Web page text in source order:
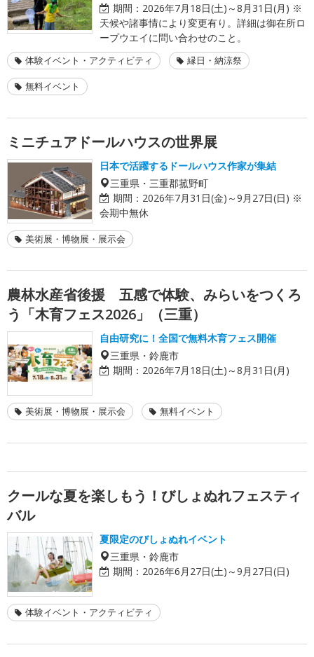
期間： 2026年7月18日(土)～8月31日(月) ※
天候や諸事情により変更有り。詳細は御在所ロ
ープウエイに問い合わせのこと。
体験イベント・アクティビティ 縁日・納涼祭
無料イベント
ミニチュアドールハウスの世界展
日本で活躍するドールハウス作家が集結
三重県・三重郡菰野町
期間： 2026年7月31日(金)～9月27日(日) ※
会期中無休
美術展・博物展・展示会
農林水産省後援 五感で体験、みらいをつくろ
う「木育フェス2026」（三重）
自由研究に！全国で無料木育フェス開催
三重県・鈴鹿市
期間： 2026年7月18日(土)～8月31日(月)
美術展・博物展・展示会 無料イベント
クールな夏を楽しもう！びしょぬれフェスティ
バル
夏限定のびしょぬれイベント
三重県・鈴鹿市
期間： 2026年6月27日(土)～9月27日(日)
体験イベント・アクティビティ